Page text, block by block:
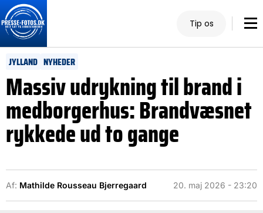
Tip os
JYLLAND NYHEDER
Massiv udrykning til brand i
medborgerhus: Brandvæsnet
rykkede ud to gange
Af: Mathilde Rousseau Bjerregaard 20. maj 2026 - 23:20